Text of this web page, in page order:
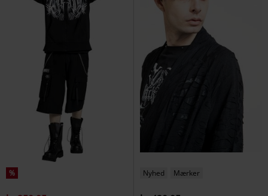
% Nyhed Mærker